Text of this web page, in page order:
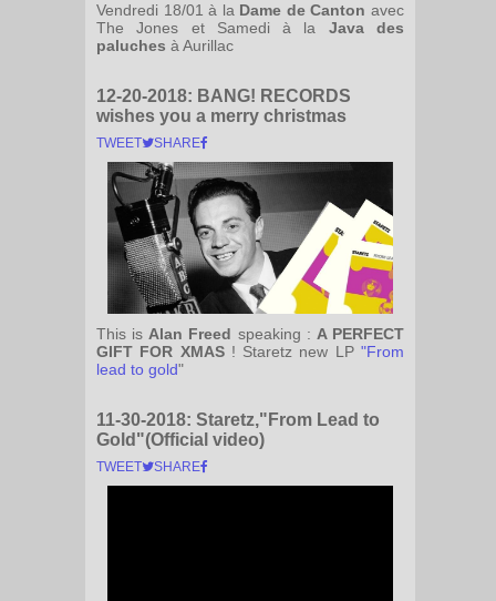
Vendredi 18/01 à la Dame de Canton avec
The Jones et Samedi à la Java des
paluches à Aurillac
12-20-2018: BANG! RECORDS
wishes you a merry christmas
TWEET SHARE
This is Alan Freed speaking : A PERFECT
GIFT FOR XMAS! Staretz new LP"From
lead to gold"
11-30-2018: Staretz,"From Lead to
Gold"(Official video)
TWEET SHARE